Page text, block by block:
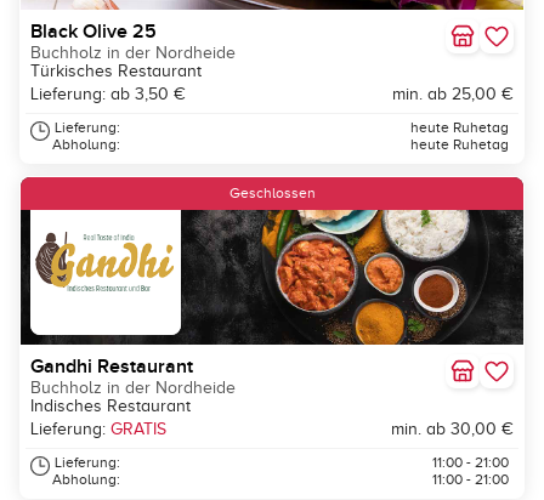
Black Olive 25
Buchholz in der Nordheide
Türkisches Restaurant
Lieferung: ab 3,50 €
min. ab 25,00 €
Lieferung:
Abholung:
heute Ruhetag
heute Ruhetag
Geschlossen
Gandhi Restaurant
Buchholz in der Nordheide
Indisches Restaurant
Lieferung: GRATIS min. ab 30,00 €
Lieferung:
Abholung:
11:00 - 21:00
11:00 - 21:00